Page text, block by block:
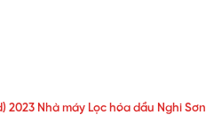
Nhà máy Lọc hóa dầu Nghi Sơn